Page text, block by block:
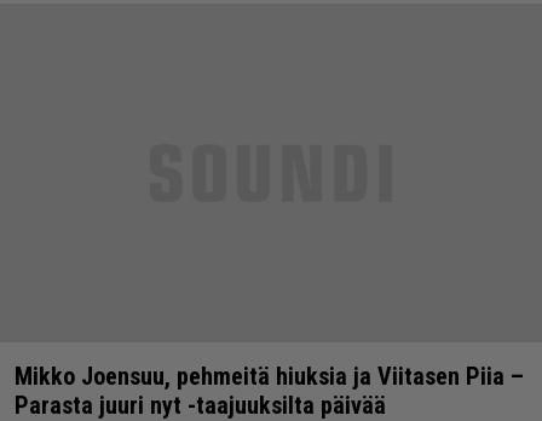
Mikko Joensuu, pehmeitä hiuksia ja Viitasen Piia –
Parasta juuri nyt -taajuuksilta päivää